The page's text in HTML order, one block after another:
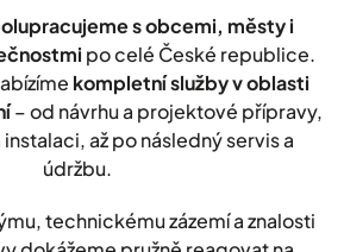
s obcemi, městy i
po celé České republice.
kompletní služby v oblasti
– od návrhu a projektové přípravy,
až po následný servis a
údržbu.
technickému zázemí a znalosti